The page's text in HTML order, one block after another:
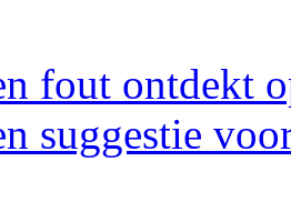
fout ontdekt
suggestie